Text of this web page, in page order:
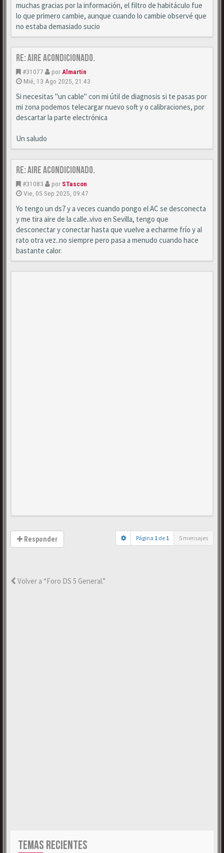
muchas gracias por la información, el filtro de habitáculo fue
lo que primero cambie, aunque cuando lo cambie observé que
no estaba demasiado sucio
Re: Aire acondicionado.
#31077 por Almartin
Mié, 13 Ago 2025, 21:43
Si necesitas "un cable" con mi útil de diagnosis si te pasas por
mi zona podemos telecargar nuevo soft y o calibraciones, por
descartar la parte electrónica
Un saludo
Re: Aire acondicionado.
#31083 por STascon
Vie, 05 Sep 2025, 09:47
Yo tengo un ds7 y a veces cuando pongo el AC se desconecta
y me tira aire de la calle..vivo en Sevilla, tengo que
desconectar y conectar hasta que vuelve a echarme frío y al
rato otra vez..no siempre pero pasa a menudo cuando hace
bastante calor.
Responder Página 1 de 1 5 mensajes
Volver a “Foro DS 5 General.”
TEMAS RECIENTES